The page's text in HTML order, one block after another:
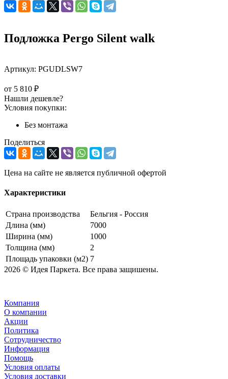
Подложка Pergo Silent walk
Артикул: PGUDLSW7
от 5 810 ₽
Нашли дешевле?
Условия покупки:
Без монтажа
Поделиться
Цена на сайте не является публичной офертой
Характеристики
Страна производства
Бельгия - Россия
Длина (мм)
7000
Ширина (мм)
1000
Толщина (мм)
2
Площадь упаковки (м2) 7
2026 © Идея Паркета. Все права защишены.
Компания
О компании
Акции
Политика
Сотрудничество
Информация
Помощь
Условия оплаты
Условия доставки